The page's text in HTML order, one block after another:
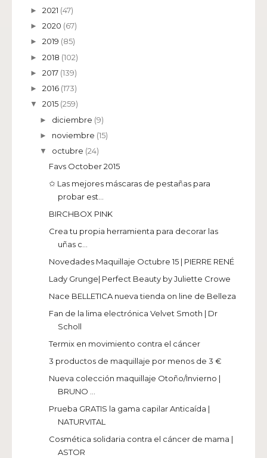
► 2021 (47)
► 2020 (67)
► 2019 (85)
► 2018 (102)
► 2017 (139)
► 2016 (173)
▼ 2015 (259)
► diciembre (9)
► noviembre (15)
▼ octubre (24)
Favs October 2015
✩ Las mejores máscaras de pestañas para
probar est...
BIRCHBOX PINK
Crea tu propia herramienta para decorar las
uñas c...
Novedades Maquillaje Octubre 15 | PIERRE RENÉ
Lady Grunge| Perfect Beauty by Juliette Crowe
Nace BELLETICA nueva tienda on line de Belleza
Fan de la lima electrónica Velvet Smoth | Dr
Scholl
Termix en movimiento contra el cáncer
3 productos de maquillaje por menos de 3 €
Nueva colección maquillaje Otoño/Invierno |
BRUNO ...
Prueba GRATIS la gama capilar Anticaída |
NATURVITAL
Cosmética solidaria contra el cáncer de mama |
ASTOR